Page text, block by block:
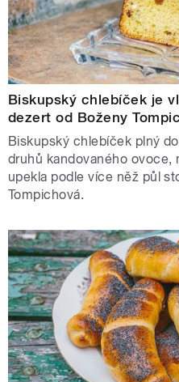
Biskupský chlebíček je
dezert od Boženy
Biskupský chlebíček plný
druhů kandovaného ovoce,
upekla podle více něž půl
Tompichová.